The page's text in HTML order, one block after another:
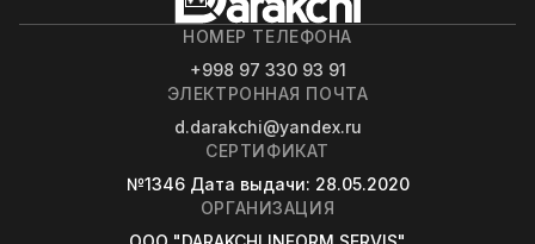
НОМЕР ТЕЛЕФОНА
+998 97 330 93 91
ЭЛЕКТРОННАЯ ПОЧТА
d.darakchi@yandex.ru
СЕРТИФИКАТ
№1346 Дата выдачи: 28.05.2020
ОРГАНИЗАЦИЯ